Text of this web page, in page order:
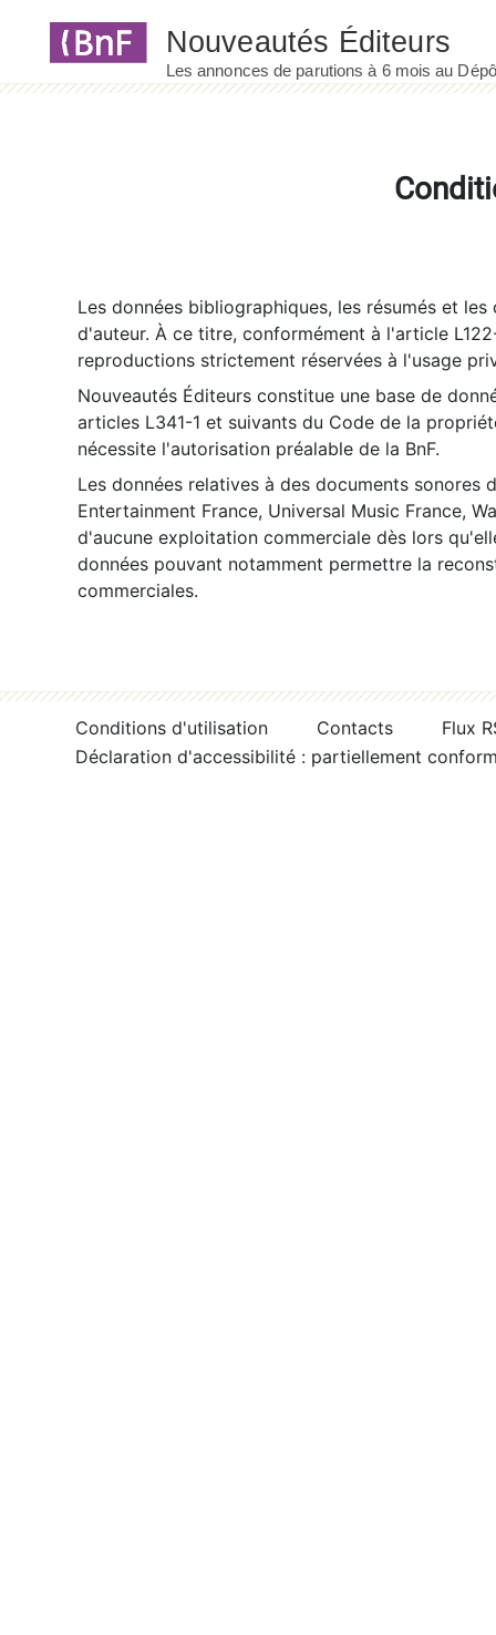
Les données bibliographiques, les résumés et
d'auteur. À ce titre, conformément à l'article
reproductions strictement réservées à l'usage
Nouveautés Éditeurs constitue une base de
articles L341-1 et suivants du Code de la
nécessite l'autorisation préalable de la BnF.
Les données relatives à des documents sonores
Entertainment France, Universal Music France,
d'aucune exploitation commerciale dès lors
données pouvant notamment permettre la
commerciales.
Conditions d'utilisation Contacts
Flux
Déclaration d'accessibilité : partiellement